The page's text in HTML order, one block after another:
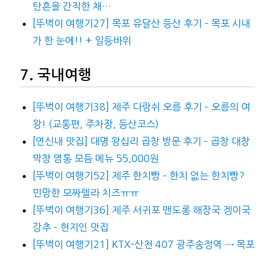
탄흔을 간직한 채…
[뚜벅이 여행기27] 목포 유달산 등산 후기 – 목포 시내
가 한 눈에!! + 일등바위
국내여행
[뚜벅이 여행기38] 제주 다랑쉬 오름 후기 – 오름의 여
왕! (교통편, 주차장, 등산코스)
[연신내 맛집] 대명 왕십리 곱창 방문 후기 – 곱창 대창
막창 염통 모듬 메뉴 55,000원
[뚜벅이 여행기52] 제주 한치빵 – 한치 없는 한치빵?
민망한 모짜렐라 치즈ㅠㅠ
[뚜벅이 여행기36] 제주 서귀포 맨도롱 해장국 겡이국
강추 – 현지인 맛집
[뚜벅이 여행기21] KTX-산천 407 광주송정역 → 목포